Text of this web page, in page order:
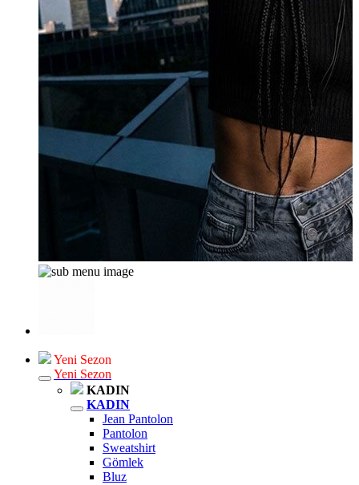
Yeni Sezon
Yeni Sezon
KADIN
KADIN
Jean Pantolon
Pantolon
Sweatshirt
Gömlek
Bluz